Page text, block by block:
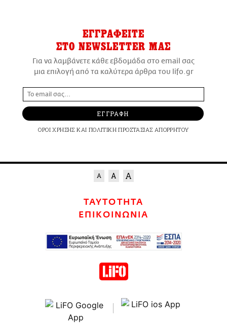
ΕΓΓΡΑΦΕΙΤΕ
ΣΤΟ NEWSLETTER ΜΑΣ
Για να λαμβάνετε κάθε εβδομάδα στο email σας
μια επιλογή από τα καλύτερα άρθρα του lifo.gr
ΕΓΓΡΑΦΗ
ΟΡΟΙ ΧΡΗΣΗΣ ΚΑΙ ΠΟΛΙΤΙΚΗ ΠΡΟΣΤΑΣΙΑΣ ΑΠΟΡΡΗΤΟΥ
ΤΑΥΤΟΤΗΤΑ
ΕΠΙΚΟΙΝΩΝΙΑ